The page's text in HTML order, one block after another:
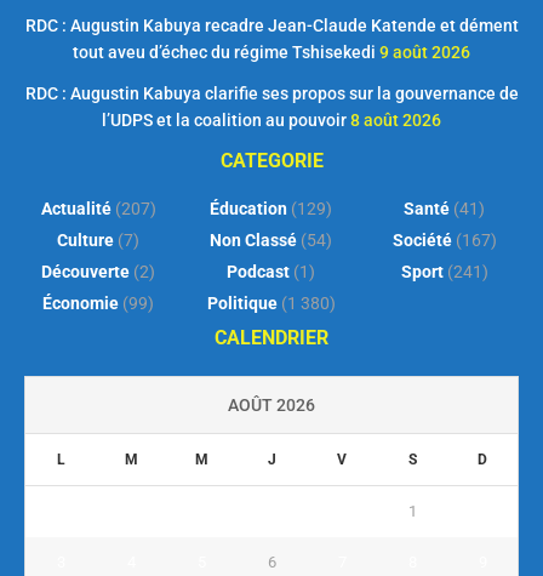
RDC : Augustin Kabuya recadre Jean-Claude Katende et dément
tout aveu d’échec du régime Tshisekedi 9 août 2026
RDC : Augustin Kabuya clarifie ses propos sur la gouvernance de
l’UDPS et la coalition au pouvoir8 août 2026
CATEGORIE
Actualité(207)
Culture (7)
Découverte (2)
Économie (99)
Éducation (129)
Non Classé (54)
Podcast (1)
Politique(1 380)
Santé (41)
Société(167)
Sport(241)
CALENDRIER
AOÛT 2026
L M M J V S D
1
6